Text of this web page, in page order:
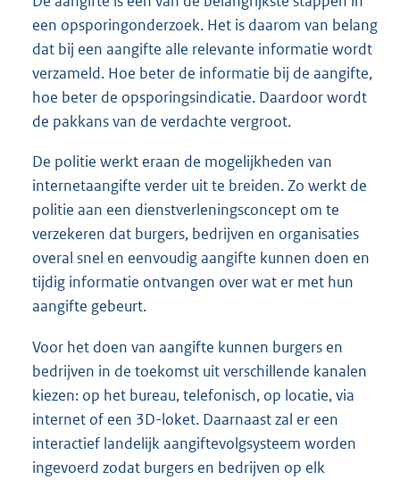
een opsporingonderzoek. Het is daarom van belang
dat bij een aangifte alle relevante informatie wordt
verzameld. Hoe beter de informatie bij de aangifte,
hoe beter de opsporingsindicatie. Daardoor wordt
de pakkans van de verdachte vergroot.
De politie werkt eraan de mogelijkheden van
internetaangifte verder uit te breiden. Zo werkt de
politie aan een dienstverleningsconcept om te
verzekeren dat burgers, bedrijven en organisaties
overal snel en eenvoudig aangifte kunnen doen en
tijdig informatie ontvangen over wat er met hun
aangifte gebeurt.
Voor het doen van aangifte kunnen burgers en
bedrijven in de toekomst uit verschillende kanalen
kiezen: op het bureau, telefonisch, op locatie, via
internet of een 3D-loket. Daarnaast zal er een
interactief landelijk aangiftevolgsysteem worden
ingevoerd zodat burgers en bedrijven op elk